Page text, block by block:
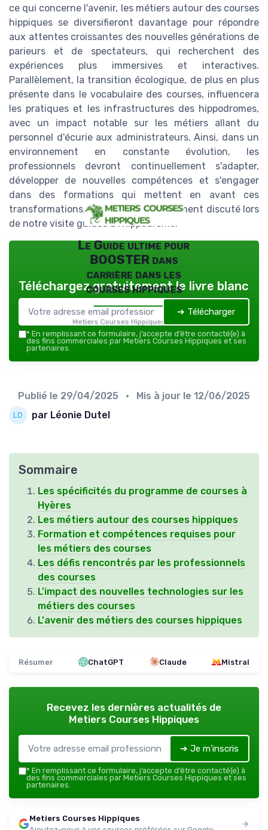
ce qui concerne l'avenir, les métiers autour des courses
hippiques se diversifieront davantage pour répondre
aux attentes croissantes des nouvelles générations de
parieurs et de spectateurs, qui recherchent des
expériences plus immersives et interactives.
Parallèlement, la transition écologique, de plus en plus
présente dans le vocabulaire des courses, influencera
les pratiques et les infrastructures des hippodromes,
avec un impact notable sur les métiers allant du
personnel d'écurie aux administrateurs. Ainsi, dans un
environnement en constante évolution, les
professionnels devront continuellement s'adapter,
développer de nouvelles compétences et s'engager
dans des formations qui mettent en avant ces
transformations, un thème précédemment discuté lors
de notre visite guidée à l'hippodrome.
Le Guide ultime pour
BOOSTER dans
carrière dans les
courses hippiques
Metiers Courses Hippiques — 2026
Téléchargez gratuitement le livre blanc
➔ Télécharger
* En remplissant ce formulaire, j’accepte d’être contacté(e) à
des fins commerciales par Metiers Courses Hippiques et ses
partenaires.
Publié le 29/04/2025 • Mis à jour le 12/06/2025
par Léonie Dutel
Sommaire
Les spécificités du programme de courses à
Hyères
Les métiers autour des courses hippiques
Formation et compétences requises pour
les métiers des courses
Les défis rencontrés par les professionnels
des courses
L'impact des nouvelles technologies sur les
métiers des courses
L'avenir des métiers des courses hippiques
Résumer ChatGPT Claude Mistral
Recevez les dernières actualités de
Metiers Courses Hippiques
➔ Je m'inscris
* En remplissant ce formulaire, j’accepte d’être contacté(e) à
des fins commerciales par Metiers Courses Hippiques et ses
partenaires.
Metiers Courses Hippiques